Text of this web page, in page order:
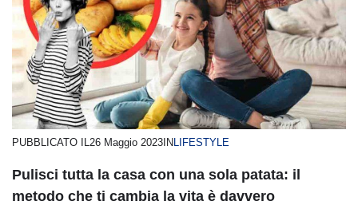
PUBBLICATO IL 26 Maggio 2023 IN LIFESTYLE
Pulisci tutta la casa con una sola patata: il
metodo che ti cambia la vita è davvero